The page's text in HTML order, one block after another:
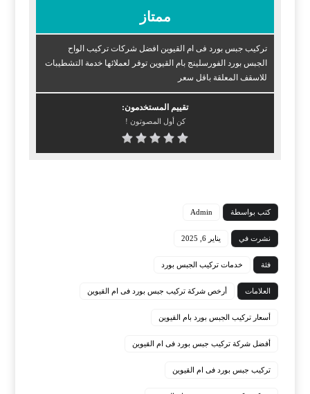
ممتاز
تركيب جبس بورد فى ام القيوين افضل شركات تركيب الواح
الجبس بورد الفورسلينج بام القيوين توفر لعملائها خدمة التشطيبات
للاسقف المعلقة باقل سعر
تقييم المستخدمون:
كن أول المصوتون !
كتب بواسطة Admin
نشرت في يناير 6, 2025
فئة خدمات تركيب الجبس بورد
العلامات أرخص شركة تركيب جبس بورد فى ام القيوين
أسعار تركيب الجبس بورد بام القيوين
أفضل شركة تركيب جبس بورد فى ام القيوين
تركيب جبس بورد فى ام القيوين